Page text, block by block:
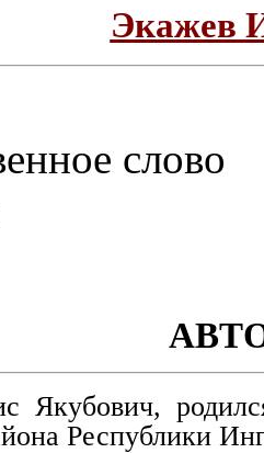
Экажев
слово
Якубович,
Республики